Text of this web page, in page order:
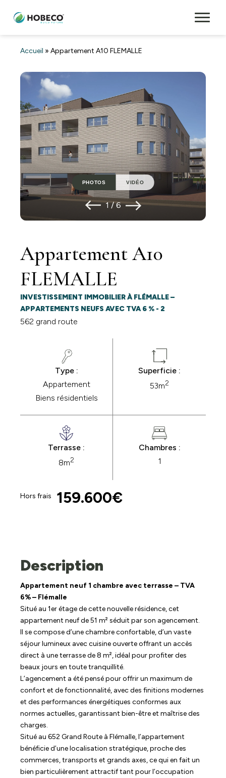
Accueil » Appartement A10 FLEMALLE
1/6
PHOTOS VIDÉO
Appartement A10
FLEMALLE
INVESTISSEMENT IMMOBILIER À FLÉMALLE –
APPARTEMENTS NEUFS AVEC TVA 6 % - 2
562 grand route
Type :
Appartement
Biens résidentiels
Superficie :
53m2
Terrasse :
8m2
Chambres :
1
Hors frais 159.600€
Description
Appartement neuf 1 chambre avec terrasse – TVA
6% – Flémalle
Situé au 1er étage de cette nouvelle résidence, cet
appartement neuf de 51 m² séduit par son agencement.
Il se compose d’une chambre confortable, d’un vaste
séjour lumineux avec cuisine ouverte offrant un accès
direct à une terrasse de 8 m², idéal pour profiter des
beaux jours en toute tranquillité.
L’agencement a été pensé pour offrir un maximum de
confort et de fonctionnalité, avec des finitions modernes
et des performances énergétiques conformes aux
normes actuelles, garantissant bien-être et maîtrise des
charges.
Situé au 652 Grand Route à Flémalle, l’appartement
bénéficie d’une localisation stratégique, proche des
commerces, transports et grands axes, ce qui en fait un
bien particulièrement attractif tant pour l’occupation